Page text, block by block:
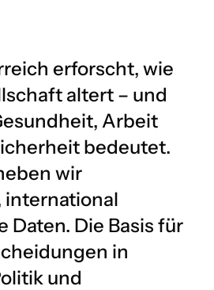
erforscht, wie
altert – und
Arbeit
bedeutet.
wir
international
Daten. Die Basis für
in
und